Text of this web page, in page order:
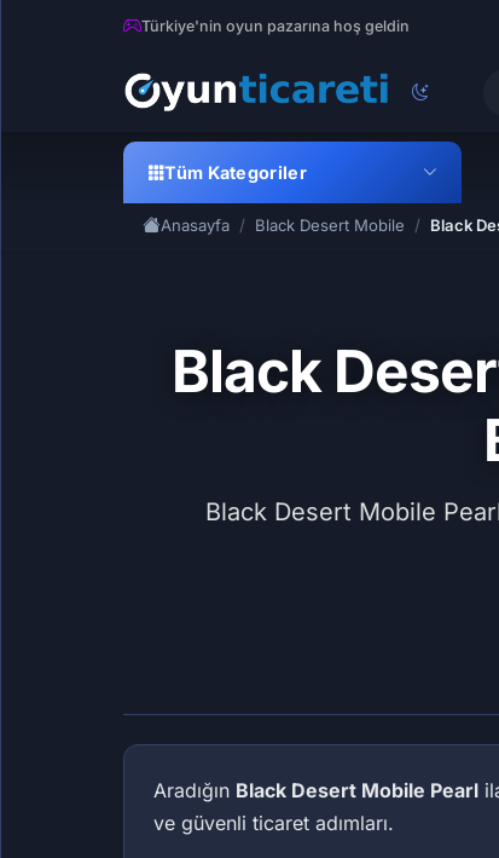
Türkiye'nin oyun pazarına hoş geldin
Tüm Kategoriler
Anasayfa Black Desert Mobile Black
Black
Black Desert Mobile
Aradığın Black Desert Mobile Pearl
ve güvenli ticaret adımları.